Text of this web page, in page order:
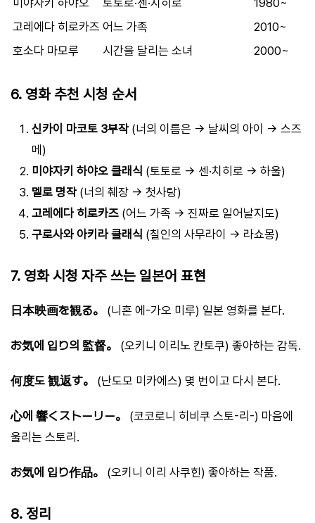
고레에다 히로카즈 어느 가족
2010~
호소다 마모루
시간을 달리는 소녀 2000~
6. 영화 추천 시청 순서
신카이 마코토 3부작 (너의 이름은 → 날씨의 아이 → 스즈
메)
미야자키 하야오 클래식 (토토로 → 센·치히로 → 하울)
멜로 명작 (너의 췌장 → 첫사랑)
고레에다 히로카즈 (어느 가족 → 진짜로 일어날지도)
구로사와 아키라 클래식 (칠인의 사무라이 → 라쇼몽)
7. 영화 시청 자주 쓰는 일본어 표현
日本映画を観る。 (니혼 에-가오 미루) 일본 영화를 본다.
お気에 입り의 監督。 (오키니 이리노 칸토쿠) 좋아하는 감독.
何度도 観返す。 (난도모 미카에스) 몇 번이고 다시 본다.
心에 響くストーリー。
(코코로니 히비쿠 스토-리-) 마음에
울리는 스토리.
お気에 입り作品。 (오키니 이리 사쿠힌) 좋아하는 작품.
8. 정리